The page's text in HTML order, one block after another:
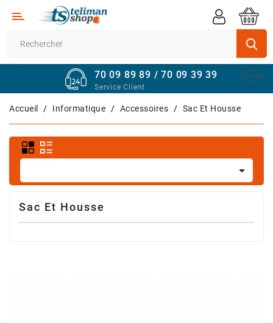
Catégorie
Quincaillerie
Sport
Fitness
Maison
70 09 89 89 / 70 09 39 39
Service Client
Accueil Informatique Accessoires Sac Et Housse

Sac Et Housse